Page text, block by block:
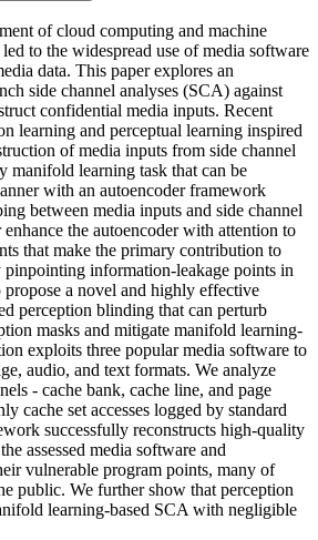
of cloud computing and machine
to the widespread use of media software
data. This paper explores an
side channel analyses (SCA) against
confidential media inputs. Recent
learning and perceptual learning inspired
of media inputs from side channel
manifold learning task that can be
with an autoencoder framework
between media inputs and side channel
the autoencoder with attention to
that make the primary contribution to
information-leakage points in
propose a novel and highly effective
perception blinding that can perturb
masks and mitigate manifold learning-
exploits three popular media software to
audio, and text formats. We analyze
- cache bank, cache line, and page
cache set accesses logged by standard
successfully reconstructs high-quality
assessed media software and
vulnerable program points, many of
public. We further show that perception
learning-based SCA with negligible